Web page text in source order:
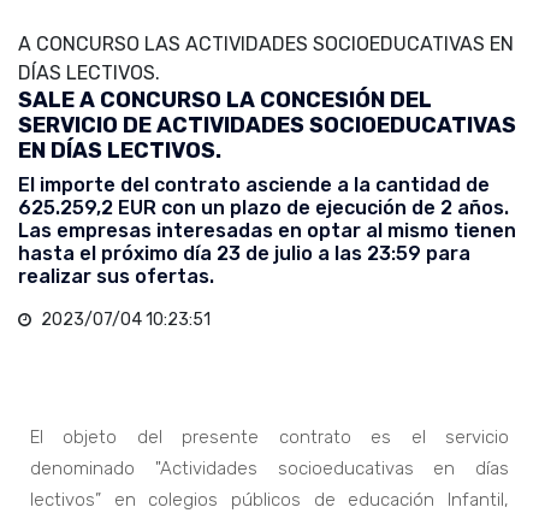
A CONCURSO LAS ACTIVIDADES SOCIOEDUCATIVAS EN
DÍAS LECTIVOS.
SALE A CONCURSO LA CONCESIÓN DEL
SERVICIO DE ACTIVIDADES SOCIOEDUCATIVAS
EN DÍAS LECTIVOS.
El importe del contrato asciende a la cantidad de
625.259,2 EUR con un plazo de ejecución de 2 años.
Las empresas interesadas en optar al mismo tienen
hasta el próximo día 23 de julio a las 23:59 para
realizar sus ofertas.
2023/07/04 10:23:51
El objeto del presente contrato es el servicio
denominado "Actividades socioeducativas en días
lectivos” en colegios públicos de educación Infantil,